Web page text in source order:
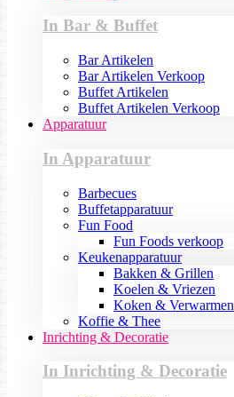
In Bar & Buffet
Bar Artikelen
Bar Artikelen Verkoop
Buffet Artikelen
Buffet Artikelen Verkoop
Apparatuur
In Apparatuur
Barbecues
Buffetapparatuur
Fun Food
Fun Foods verkoop
Keukenapparatuur
Bakken & Grillen
Koelen & Vriezen
Koken & Verwarmen
Koffie & Thee
Inrichting & Decoratie
In Inrichting & Decoratie